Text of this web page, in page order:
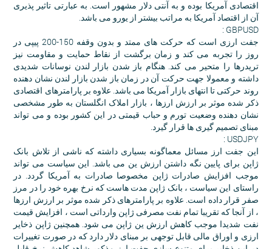
اقتصادی آمریکا بوده و به آنتی دلار مشهور است. به عبارتی تاثیر پذیری
آن از اقتصاد آمریکا به مراتب بیشتر از یورو می باشد.
GBPUSD :
جفت ارزی است که حرکت های ممتد و بدون وقفه 150-200 پیپی در
روز را تجربه می کند و زمان برگشت از نقاط حمایت و مقاومت نیز
تریدرها را متحیر می کند. هنگام باز شدن بازار لندن نوسانات شدیدی
داشته و معمولا جهت حرکت آن در زمان باز شدن بازار لندن نشان دهنده
روند حرکتی تا انتهای بازار آمریکا می باشد. علاوه بر پارامترهای اقتصادی
ذکر شده موثر بر ارزش ارزها ، بازار املاک انگلستان به طور مشخصی
نشان دهنده وضعیت تورم و حباب قیمتی در این کشور بوده و می تواند
مبنای تصمیم گیری ها قرار گیرد.
USDJPY :
این جفت ارز مسائل معماگونه بسیاری داشته که ناشی از تلاش بانک
ژاپن برای پایین نگه داشتن ارزش ین می باشد. این سیاست می تواند
موجب افزایش صادرات ژاپن مخصوصا صادرات به آمریکا گردد. در
راستای این سیاست ، بانک ژاپن مدت هاست که نرخ بهره خود را در مرز
صفر قرار داده است. علاوه بر پارامترهای ذکر شده موثر بر ارزش ارزها
، از آنجا که تقریبا تمام نفت مصرفی ژاپن وارداتی است ، افزایش قیمت
نفت شدیدا موجب کاهش ارزش ین ژاپن می شود. همچنین ژاپن ذخایر
ارزی و اوراق مالی قابل توجهی بر مبنای دلار دارد که در صورت تغییرات